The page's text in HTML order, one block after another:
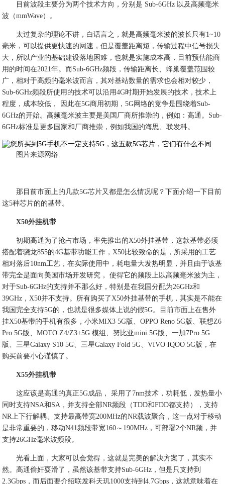
目前波段主要分为两个技术方向，分别是 Sub-6GHz 以及高频毫米
波（mmWave）。
太过复杂的理论不讲，白话言之，就是高频毫米波的波长只有1~10
毫米，可以提供更快速的网速，但是覆盖距离短，传输过程中信号损失
大，所以产业的基础建设落地困难，也就是实施成本高，目前预估能商
用的时间在2021年。而Sub-6GHz频段，传输距离长、蜂巢覆盖范围较
广，相对于高频的毫米波而言，其对基站数量的需求也会相对较少，
Sub-6GHz频段所使用的技术可以沿用4G时期开始发展的技术，技术上
程度，成本较低， 因此在5G商用初期，5G网络的竞争是围绕着Sub-
6GHz的开始。高频毫米波主要是美国厂商所推崇的，例如：高通。Sub-
6GHz标准是更多国家和厂商推崇，例如我国的海思、联发科。
图片来源网络
那目前市面上的几款5G芯片又都是怎么情况呢？下面介绍一下目前
这5种芯片的的基带。
X50外挂机带
初期高通为了抢占市场，率先推出的X50外挂基带，这款基带必须
搭配着骁龙855的4G基带功能工作，X50比较致命的是，所采用的工艺
相对落后10nm工艺，在实际使用中，耗电量大发热明显，并且由于该基
带完全是面向美国市场开发研究， 使得它的频段上以高频毫米波为主，
对于Sub-6GHz的支持并不那么好，特别是在我国分配为26GHz和
39GHz，X50并不支持。所有购买了X50外挂基带的手机，其实是不能在
我国完全支持5G的，也就是很多媒体上说的假5G。目前市面上在售外
挂X50基带的手机有很多，小米MIX3 5G版、OPPO Reno 5G版、联想Z6
Pro 5G版、MOTO Z4/Z3+5G 模组、努比亚mini 5G版、一加7Pro 5G
版、三星Galaxy S10 5G、三星Galaxy Fold 5G、VIVO IQOO 5G版，在
购买前要小心谨慎了。
X55外挂机带
这应该是高通的真正5G成品， 采用了7nm技术，功耗低，发热量小
同时支持NSA和SA，并支持全部NR频段（TDD和FDD都支持），支持
NR上下行解耦、支持最高带宽200MHz的NR载波聚合，这一点对于移动
是非常重要的，移动N41频段带宽160～190MHz，可部署2个NR频，并
支持26GHz毫米波频段。
光看上面，大家可以会觉得，这就是完美的解决方案了，其实不
然。高通偷奸耍滑了，虽然该基带支持Sub-6GHz，但是只支持到
2.3Gbps，而后面要介绍联发科天玑1000支持到4.7Gbps，这就意味着在